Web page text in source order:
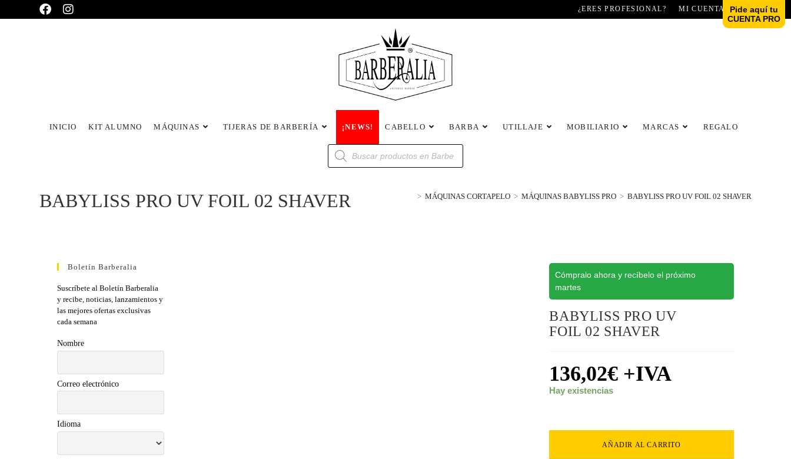
¿ERES PROFESIONAL? MI CUENTA
INICIO KIT ALUMNO MÁQUINAS TIJERAS DE BARBERÍA ¡NEWS! CABELLO BARBA UTILLAJE MOBILIARIO MARCAS REGALO
BABYLISS PRO UV FOIL 02 SHAVER > MÁQUINAS CORTAPELO > MÁQUINAS BABYLISS PRO > BABYLISS PRO UV FOIL 02 SHAVER
Boletín Barberalia
Suscríbete al Boletín Barberalia
y recibe, noticias, lanzamientos y
las mejores ofertas exclusivas
cada semana
Nombre
Correo electrónico
Idioma
Cómpralo ahora y recíbelo el próximo
martes
BABYLISS PRO UV
FOIL 02 SHAVER
136,02€ +IVA
Hay existencias
AÑADIR AL CARRITO
Pide aquí tu
CUENTA PRO